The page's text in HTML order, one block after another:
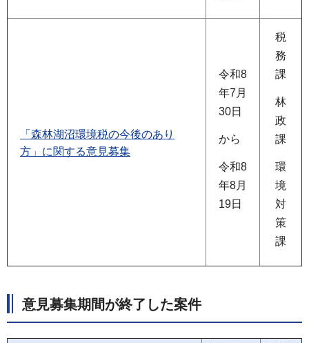
「森林湖沼環境税の今後のあり
方」に関する意見募集
令和8
年7月
30日
から
令和8
年8月
19日
税
務
課
林
政
課
環
境
対
策
課
意見募集期間が終了した案件